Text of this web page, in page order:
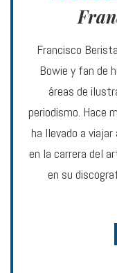
Francisco
Bowie y fan de
áreas de
periodismo. Hace
ha llevado a
en la carrera del
en su